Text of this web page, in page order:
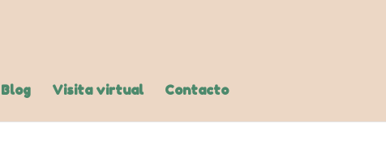
Blog Visita virtual Contacto